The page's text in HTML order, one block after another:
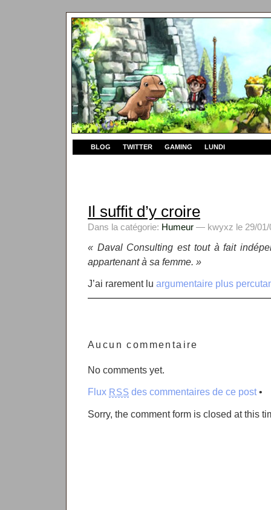
BLOG TWITTER GAMING LUNDI
Il suffit d’y croire
Dans la catégorie: Humeur — kwyxz le 29/01/
« Daval Consulting est tout à fait
appartenant à sa femme. »
J’ai rarement lu argumentaire plus
Aucun commentaire
No comments yet.
Flux RSS des commentaires de ce post•
Sorry, the comment form is closed at this